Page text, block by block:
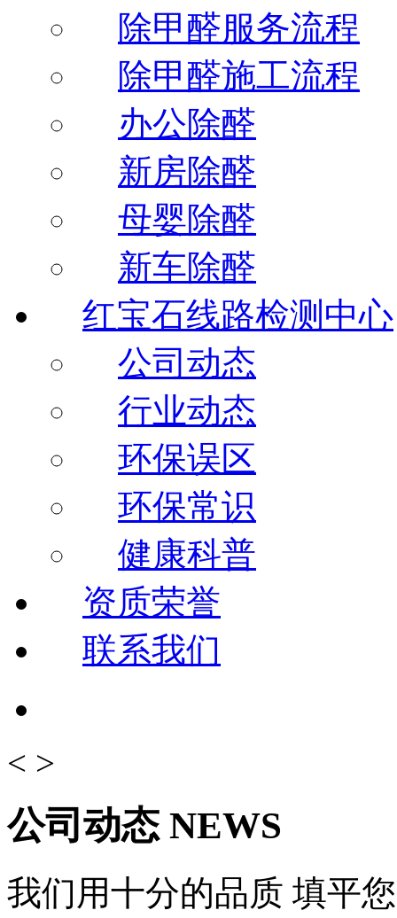
除甲醛服务流程
除甲醛施工流程
办公除醛
新房除醛
母婴除醛
新车除醛
红宝石线路检测中心
公司动态
行业动态
环保误区
环保常识
健康科普
资质荣誉
联系我们
< >
公司动态 NEWS
我们用十分的品质 填平